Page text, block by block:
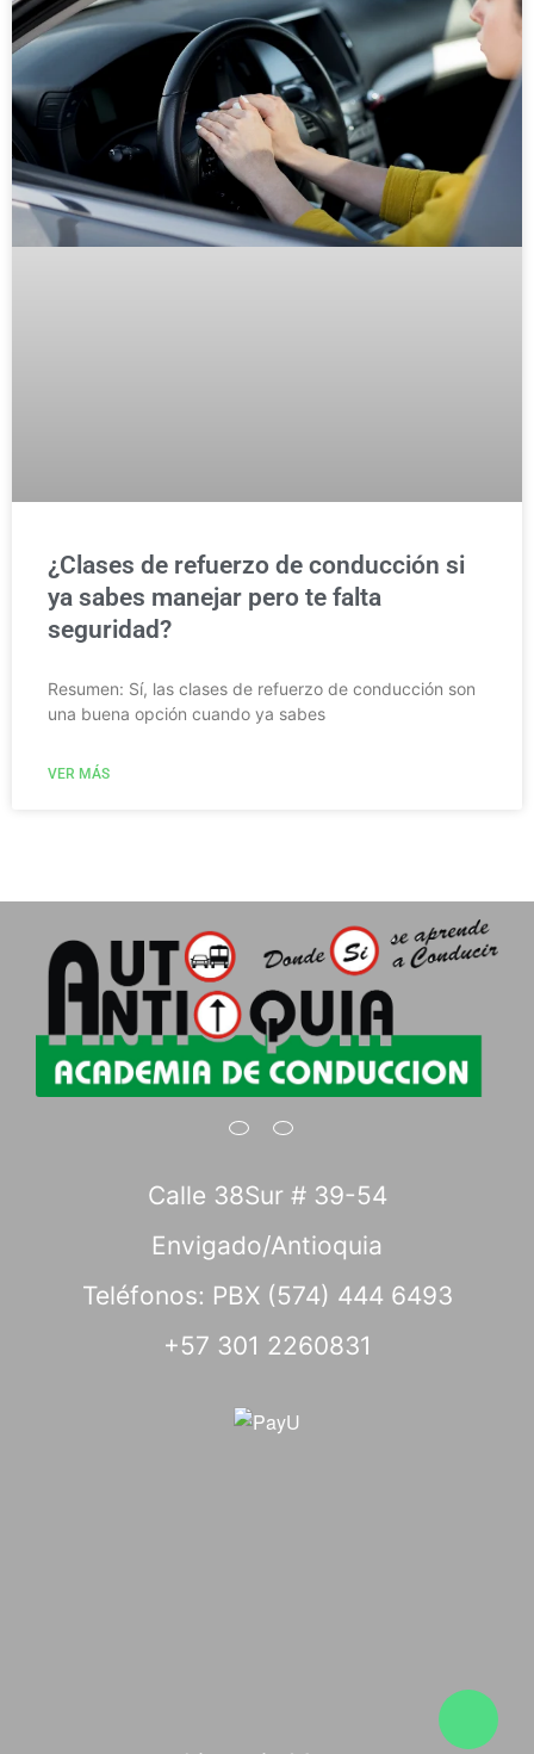
¿Clases de refuerzo de conducción si
ya sabes manejar pero te falta
seguridad?
Resumen: Sí, las clases de refuerzo de conducción son
una buena opción cuando ya sabes
VER MÁS
Calle 38Sur # 39-54
Envigado/Antioquia
Teléfonos: PBX (574) 444 6493
+57 301 2260831